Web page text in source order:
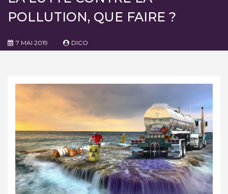
POLLUTION, QUE FAIRE ?
7 MAI 2019 DICO